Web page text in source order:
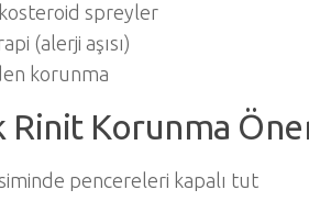
spreyler
(alerji aşısı)
korunma
Korunma
pencereleri kapalı tut